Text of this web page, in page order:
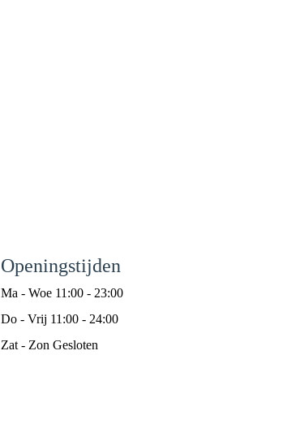
Openingstijden
Ma - Woe 11:00 - 23:00
Do - Vrij 11:00 - 24:00
Zat - Zon Gesloten